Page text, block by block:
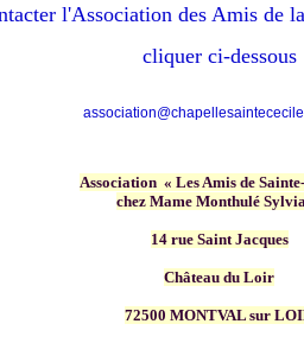
l'Association des Amis de
cliquer ci-dessous
Association « Les Amis de
chez Mame Monthulé
14 rue Saint Jacques
Château du Loir
72500 MONTVAL sur